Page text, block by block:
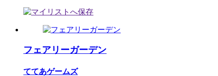
フェアリーガーデン
ててあゲームズ